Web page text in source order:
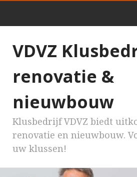
VDVZ
renovatie &
nieuwbouw
Klusbedrijf VDVZ biedt
renovatie en nieuwbouw.
uw klussen!